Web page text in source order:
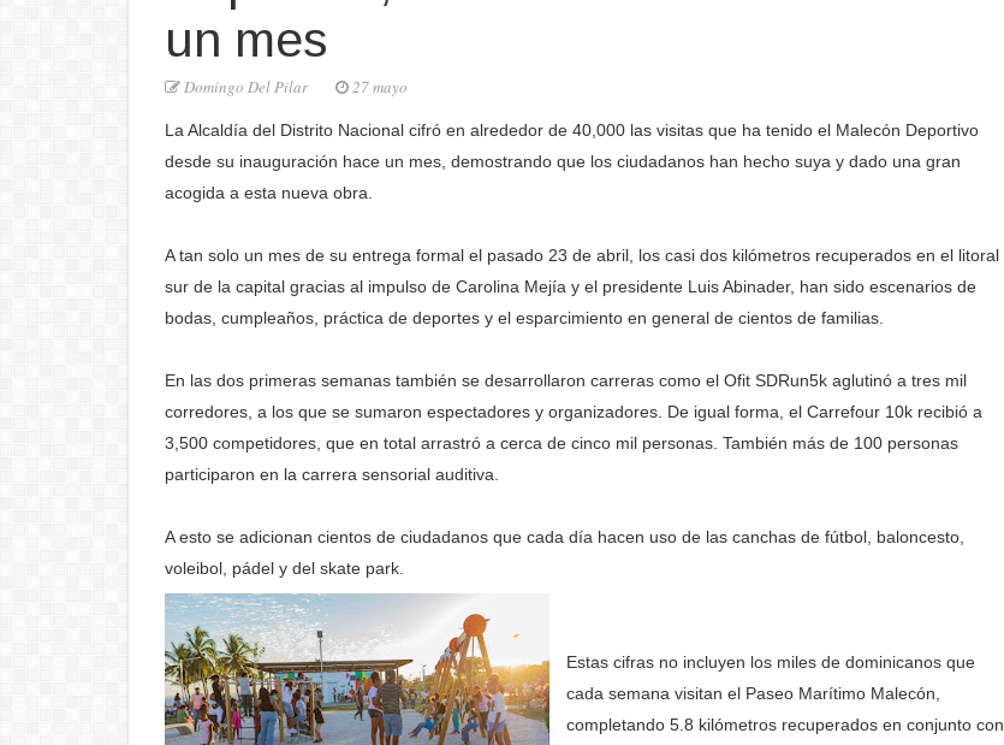
un mes
Domingo Del Pilar 27 mayo
La Alcaldía del Distrito Nacional cifró en alrededor de 40,000 las visitas que ha tenido el Malecón Deportivo
desde su inauguración hace un mes, demostrando que los ciudadanos han hecho suya y dado una gran
acogida a esta nueva obra.
A tan solo un mes de su entrega formal el pasado 23 de abril, los casi dos kilómetros recuperados en el litoral
sur de la capital gracias al impulso de Carolina Mejía y el presidente Luis Abinader, han sido escenarios de
bodas, cumpleaños, práctica de deportes y el esparcimiento en general de cientos de familias.
En las dos primeras semanas también se desarrollaron carreras como el Ofit SDRun5k aglutinó a tres mil
corredores, a los que se sumaron espectadores y organizadores. De igual forma, el Carrefour 10k recibió a
3,500 competidores, que en total arrastró a cerca de cinco mil personas. También más de 100 personas
participaron en la carrera sensorial auditiva.
A esto se adicionan cientos de ciudadanos que cada día hacen uso de las canchas de fútbol, baloncesto,
voleibol, pádel y del skate park.
Estas cifras no incluyen los miles de dominicanos que
cada semana visitan el Paseo Marítimo Malecón,
completando 5.8 kilómetros recuperados en conjunto con